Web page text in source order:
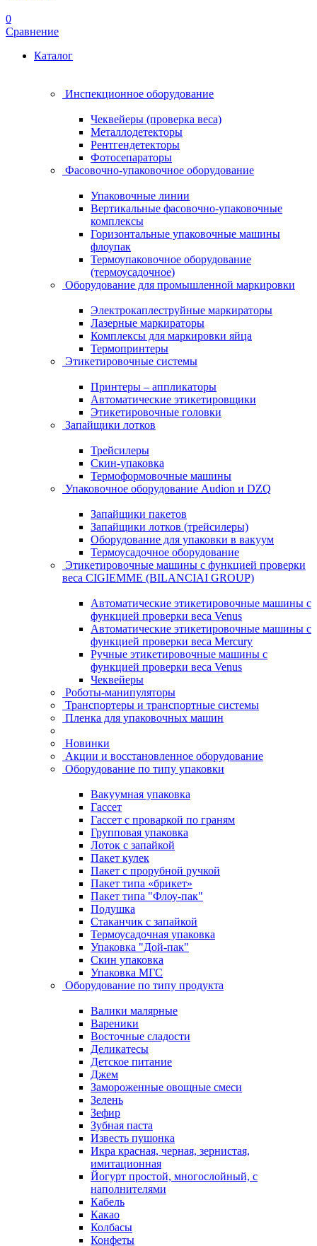
0
Сравнение
Каталог
Инспекционное оборудование
Чеквейеры (проверка веса)
Металлодетекторы
Рентгендетекторы
Фотосепараторы
Фасовочно-упаковочное оборудование
Упаковочные линии
Вертикальные фасовочно-упаковочные
комплексы
Горизонтальные упаковочные машины
флоупак
Термоупаковочное оборудование
(термоусадочное)
Оборудование для промышленной маркировки
Электрокаплеструйные маркираторы
Лазерные маркираторы
Комплексы для маркировки яйца
Термопринтеры
Этикетировочные системы
Принтеры – аппликаторы
Автоматические этикетировщики
Этикетировочные головки
Запайщики лотков
Трейсилеры
Скин-упаковка
Термоформовочные машины
Упаковочное оборудование Audion и DZQ
Запайщики пакетов
Запайщики лотков (трейсилеры)
Оборудование для упаковки в вакуум
Термоусадочное оборудование
Этикетировочные машины с функцией проверки
веса CIGIEMME (BILANCIAI GROUP)
Автоматические этикетировочные машины с
функцией проверки веса Venus
Автоматические этикетировочные машины с
функцией проверки веса Mercury
Ручные этикетировочные машины с
функцией проверки веса Venus
Чеквейеры
Роботы-манипуляторы
Транспортеры и транспортные системы
Пленка для упаковочных машин
Новинки
Акции и восстановленное оборудование
Оборудование по типу упаковки
Вакуумная упаковка
Гассет
Гассет с проваркой по граням
Групповая упаковка
Лоток с запайкой
Пакет кулек
Пакет с прорубной ручкой
Пакет типа «брикет»
Пакет типа "Флоу-пак"
Подушка
Стаканчик с запайкой
Термоусадочная упаковка
Упаковка "Дой-пак"
Скин упаковка
Упаковка МГС
Оборудование по типу продукта
Валики малярные
Вареники
Восточные сладости
Деликатесы
Детское питание
Джем
Замороженные овощные смеси
Зелень
Зефир
Зубная паста
Известь пушонка
Икра красная, черная, зернистая,
имитационная
Йогурт простой, многослойный, с
наполнителями
Кабель
Какао
Колбасы
Конфеты